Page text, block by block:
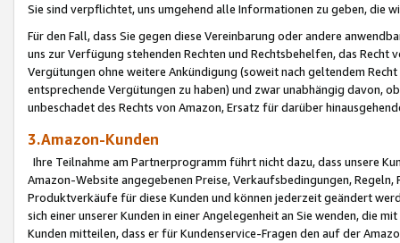
Sie sind verpflichtet, uns umgehend alle Informationen zu geben, die
Für den Fall, dass Sie gegen diese Vereinbarung oder andere
uns zur Verfügung stehenden Rechten und Rechtsbehelfen, das
Vergütungen ohne weitere Ankündigung (soweit nach geltendem
entsprechende Vergütungen zu haben) und zwar unabhängig davon,
unbeschadet des Rechts von Amazon, Ersatz für darüber
3.Amazon-Kunden
Ihre Teilnahme am Partnerprogramm führt nicht dazu, dass unsere
Amazon-Website angegebenen Preise, Verkaufsbedingungen,
Produktverkäufe für diese Kunden und können jederzeit geändert
sich einer unserer Kunden in einer Angelegenheit an Sie wenden, die
Kunden mitteilen, dass er für Kundenservice-Fragen den auf der